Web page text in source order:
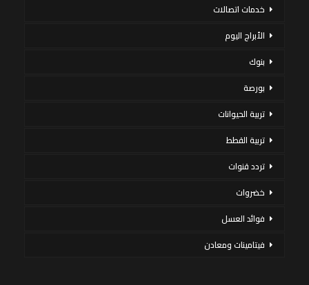
خدمات اتصالات
الأبراج اليوم
بنوك
بورصة
تربية الحيوانات
تربية القطط
تردد قنوات
خضروات
فوائد العسل
فيتامينات ومعادن